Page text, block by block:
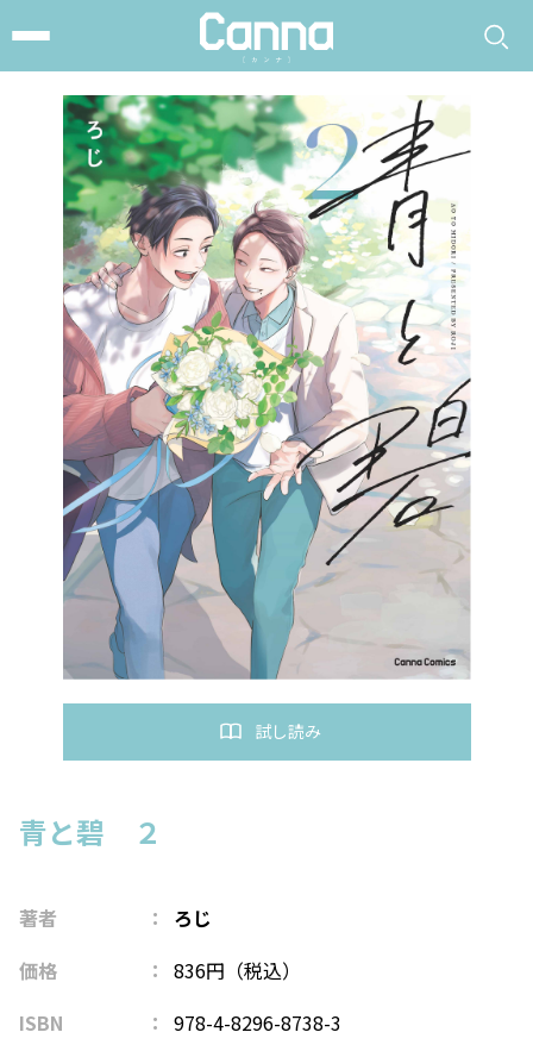
試し読み
青と碧 ２
著者
ろじ
価格
836円（税込）
ISBN
978-4-8296-8738-3